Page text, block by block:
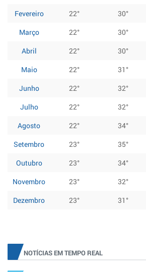
Fevereiro
22° 30°
Março
22° 30°
Abril
22° 30°
Maio
22° 31°
Junho
22° 32°
Julho
22° 32°
Agosto
22° 34°
Setembro
23° 35°
Outubro
23° 34°
Novembro
23° 32°
Dezembro
23° 31°
NOTÍCIAS EM TEMPO REAL